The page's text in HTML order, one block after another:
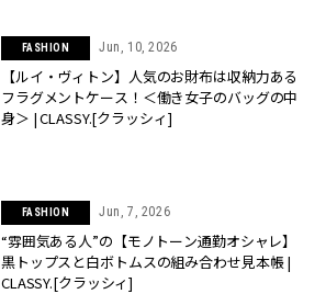
FASHION Jun, 10, 2026
【ルイ・ヴィトン】人気のお財布は収納力ある
フラグメントケース！＜働き女子のバッグの中
身＞ | CLASSY.[クラッシィ]
FASHION Jun, 7, 2026
“雰囲気ある人”の【モノトーン通勤オシャレ】
黒トップスと白ボトムスの組み合わせ見本帳 |
CLASSY.[クラッシィ]